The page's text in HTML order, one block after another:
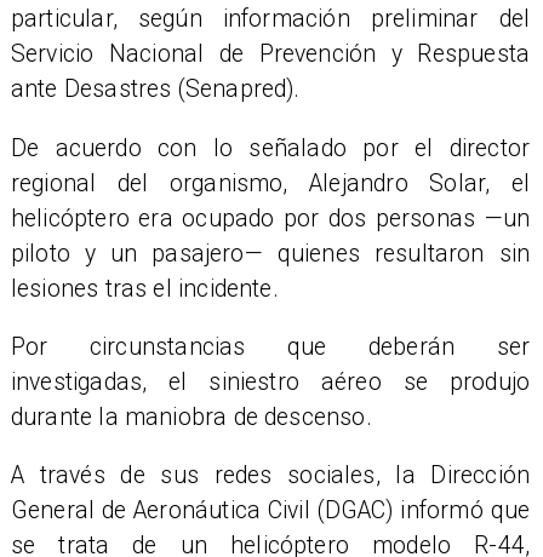
particular, según información preliminar del
Servicio Nacional de Prevención y Respuesta
ante Desastres (Senapred).
​De acuerdo con lo señalado por el director
regional del organismo, Alejandro Solar, el
helicóptero era ocupado por dos personas —un
piloto y un pasajero— quienes resultaron sin
lesiones tras el incidente.
Por circunstancias que deberán ser
investigadas, el siniestro aéreo se produjo
durante la maniobra de descenso.
​A través de sus redes sociales, la Dirección
General de Aeronáutica Civil (DGAC) informó que
se trata de un helicóptero modelo R-44,